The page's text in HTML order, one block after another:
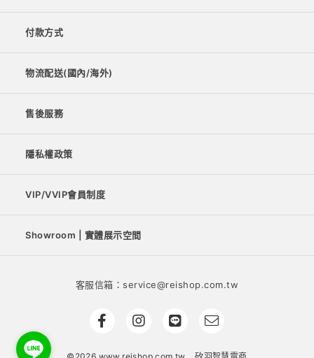
付款方式
物流配送(國內/海外)
售後服務
隱私權政策
VIP/VVIP會員制度
Showroom | 實體展示空間
客服信箱：service@reishop.com.tw